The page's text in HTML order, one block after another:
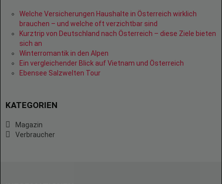
Welche Versicherungen Haushalte in Österreich wirklich
brauchen – und welche oft verzichtbar sind
Kurztrip von Deutschland nach Österreich – diese Ziele bieten
sich an
Winterromantik in den Alpen
Ein vergleichender Blick auf Vietnam und Österreich
Ebensee Salzwelten Tour
KATEGORIEN
Magazin
Verbraucher